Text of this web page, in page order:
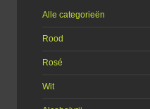
Alle categorieën
Rood
Rosé
Wit